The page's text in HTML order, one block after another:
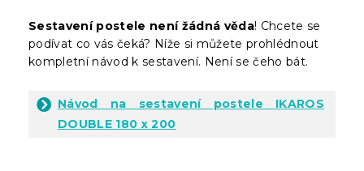
Sestavení postele není žádná věda! Chcete se
podívat co vás čeká? Níže si můžete prohlédnout
kompletní návod k sestavení. Není se čeho bát.
Návod na sestavení postele IKAROS
DOUBLE 180 x 200